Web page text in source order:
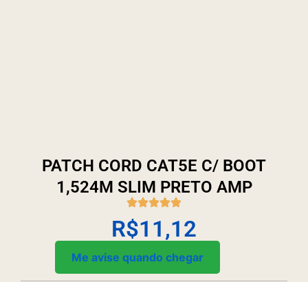
PATCH CORD CAT5E C/ BOOT
1,524M SLIM PRETO AMP
R$11,12
Me avise quando chegar